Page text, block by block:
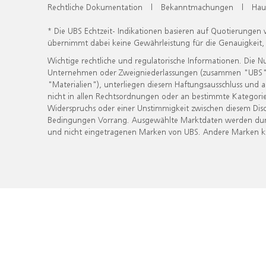
Rechtliche Dokumentation | Bekanntmachungen |
* Die UBS Echtzeit- Indikationen basieren auf
übernimmt dabei keine Gewährleistung für die
Wichtige rechtliche und regulatorische Informationen. Die
Unternehmen oder Zweigniederlassungen (zusammen
"Materialien"), unterliegen diesem Haftungsausschluss
nicht in allen Rechtsordnungen oder an bestimmte
Widerspruchs oder einer Unstimmigkeit zwischen diesem
Bedingungen Vorrang. Ausgewählte Marktdaten werden
und nicht eingetragenen Marken von UBS. Andere Marken